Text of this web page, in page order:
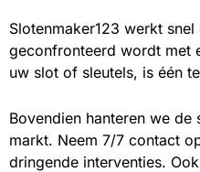
Slotenmaker123 werkt
geconfronteerd wordt met
uw slot of sleutels, is één
Bovendien hanteren we
markt. Neem 7/7 contact
dringende interventies.